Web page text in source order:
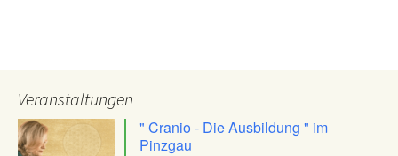
Veranstaltungen
" Cranio - Die Ausbildung " im
Pinzgau